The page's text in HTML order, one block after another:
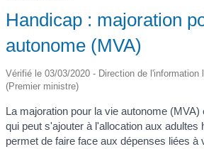
Handicap : majoration
autonome (MVA)
Vérifié le 03/03/2020 - Direction de l'information
(Premier ministre)
La majoration pour la vie autonome (MVA)
qui peut s'ajouter à l'allocation aux adultes
permet de faire face aux dépenses liées à